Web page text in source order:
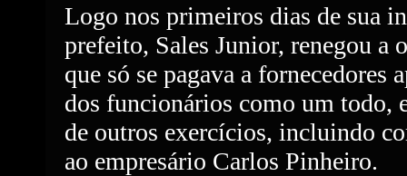
Logo nos primeiros dias de sua
prefeito, Sales Junior, renegou a
que só se pagava a fornecedores
dos funcionários como um todo,
de outros exercícios, incluindo
ao empresário Carlos Pinheiro.